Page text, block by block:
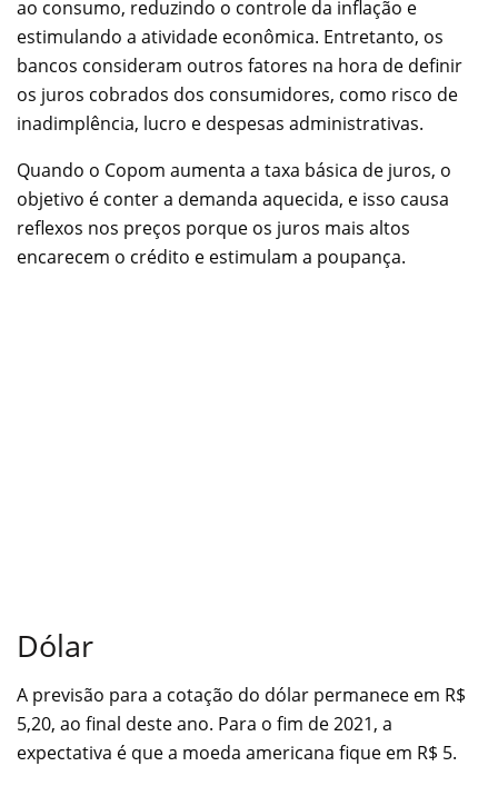
ao consumo, reduzindo o controle da inflação e
estimulando a atividade econômica. Entretanto, os
bancos consideram outros fatores na hora de definir
os juros cobrados dos consumidores, como risco de
inadimplência, lucro e despesas administrativas.
Quando o Copom aumenta a taxa básica de juros, o
objetivo é conter a demanda aquecida, e isso causa
reflexos nos preços porque os juros mais altos
encarecem o crédito e estimulam a poupança.
Dólar
A previsão para a cotação do dólar permanece em R$
5,20, ao final deste ano. Para o fim de 2021, a
expectativa é que a moeda americana fique em R$ 5.